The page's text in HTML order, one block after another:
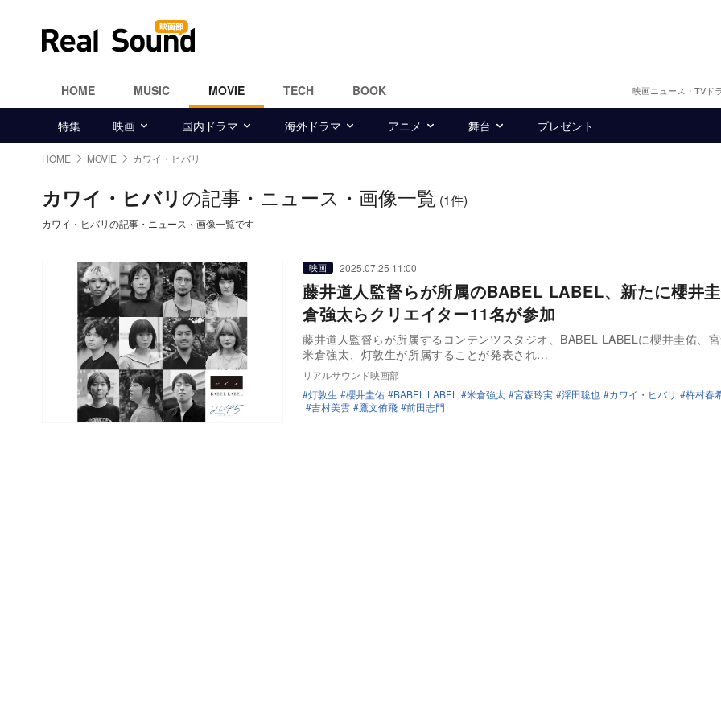
HOME MUSIC MOVIE TECH BOOK 映画ニュース・TVド
特集 映画 国内ドラマ 海外ドラマ アニメ 舞台 プレゼント
HOME MOVIE カワイ・ヒバリ
カワイ・ヒバリ の記事・ニュース・画像一覧 (1件)
カワイ・ヒバリの記事・ニュース・画像一覧です
映画 2025.07.25 11:00
藤井道人監督らが所属のBABEL LABEL、新たに櫻井
倉強太らクリエイター11名が参加
藤井道人監督らが所属するコンテンツスタジオ、BABEL LABELに櫻井圭佑、宮
米倉強太、灯敦生が所属することが発表され…
リアルサウンド映画部
灯敦生
櫻井圭佑 BABEL LABEL 米倉強太 宮森玲実 浮田聡也 カワイ・ヒバリ 杵村春
吉村美雲
鷹文侑飛 前田志門